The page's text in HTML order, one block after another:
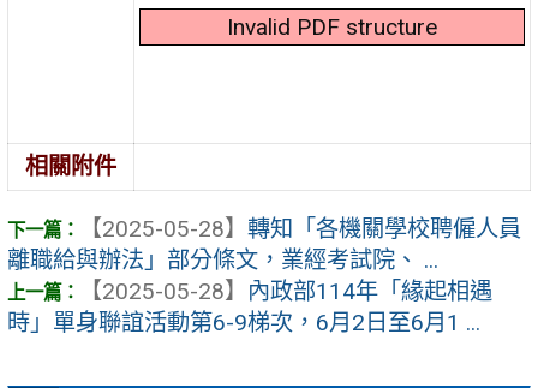
Invalid PDF structure
相關附件
【2025-05-28】 轉知「各機關學校聘僱人員
離職給與辦法」部分條文，業經考試院、 ...
【2025-05-28】 內政部114年「緣起相遇
時」單身聯誼活動第6-9梯次，6月2日至6月1 ...